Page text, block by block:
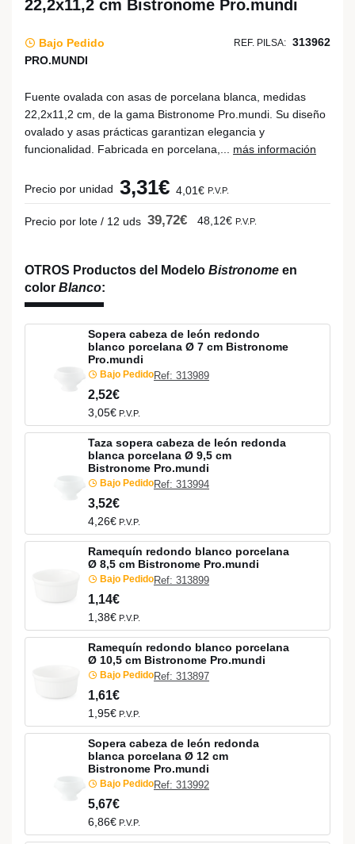
22,2x11,2 cm Bistronome Pro.mundi
Bajo Pedido REF. PILSA: 313962
PRO.MUNDI
Fuente ovalada con asas de porcelana blanca, medidas
22,2x11,2 cm, de la gama Bistronome Pro.mundi. Su diseño
ovalado y asas prácticas garantizan elegancia y
funcionalidad. Fabricada en porcelana,... más información
Precio por unidad 3,31€ 4,01€ P.V.P.
Precio por lote / 12 uds 39,72€ 48,12€ P.V.P.
OTROS Productos del Modelo Bistronome en
color Blanco:
Sopera cabeza de león redondo
blanco porcelana Ø 7 cm Bistronome
Pro.mundi
Bajo PedidoRef: 313989
2,52€
3,05€ P.V.P.
Taza sopera cabeza de león redonda
blanca porcelana Ø 9,5 cm
Bistronome Pro.mundi
Bajo PedidoRef: 313994
3,52€
4,26€ P.V.P.
Ramequín redondo blanco porcelana
Ø 8,5 cm Bistronome Pro.mundi
Bajo PedidoRef: 313899
1,14€
1,38€ P.V.P.
Ramequín redondo blanco porcelana
Ø 10,5 cm Bistronome Pro.mundi
Bajo PedidoRef: 313897
1,61€
1,95€ P.V.P.
Sopera cabeza de león redonda
blanca porcelana Ø 12 cm
Bistronome Pro.mundi
Bajo PedidoRef: 313992
5,67€
6,86€ P.V.P.